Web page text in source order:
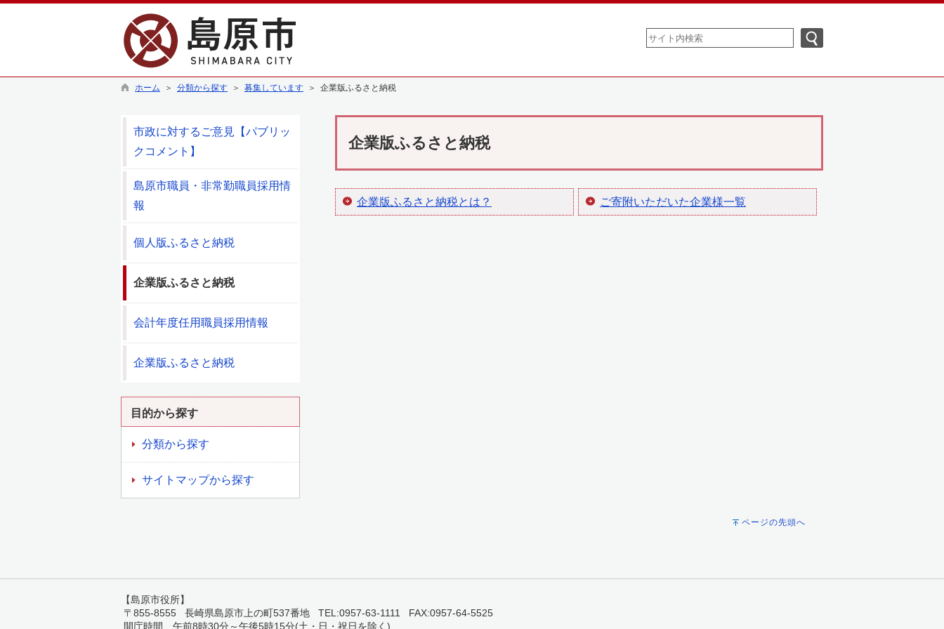
ホーム ＞ 分類から探す ＞ 募集しています ＞ 企業版ふるさと納税
企業版ふるさと納税
企業版ふるさと納税とは？ ご寄附いただいた企業様一覧
市政に対するご意見【パブリッ
クコメント】
島原市職員・非常勤職員採用情
報
個人版ふるさと納税
企業版ふるさと納税
会計年度任用職員採用情報
企業版ふるさと納税
目的から探す
分類から探す
サイトマップから探す
ページの先頭へ
【島原市役所】
〒855-8555 長崎県島原市上の町537番地 TEL:0957-63-1111 FAX:0957-64-5525
開庁時間 午前8時30分～午後5時15分(土・日・祝日を除く)